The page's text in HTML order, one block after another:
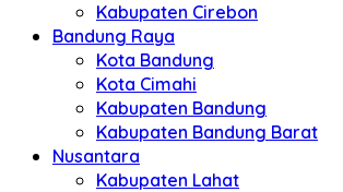
Kabupaten Cirebon
Bandung Raya
Kota Bandung
Kota Cimahi
Kabupaten Bandung
Kabupaten Bandung Barat
Nusantara
Kabupaten Lahat